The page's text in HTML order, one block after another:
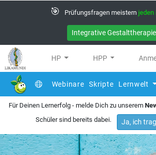
🎯 Prüfungsfragen meistern jeden
Integrative Gestalttherapie
HP HPP
Webinare Skripte Lernwelt
Für Deinen Lernerfolg - melde Dich zu unserem
Schüler sind bereits dabei.
Ja, ich